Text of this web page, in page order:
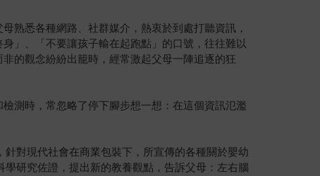
熟悉各種網路、社群媒介，熱衷於到處打聽資訊，
」、「不要讓孩子輸在起跑點」的口號，往往難以
的觀念紛紛出籠時，經常激起父母一陣追逐的狂
測時，常忽略了停下腳步想一想：在這個資訊氾濫
對現代社會在商業包裝下，所宣傳的各種關於嬰幼
研究佐證，提出新的教養觀點，告訴父母：左右腦